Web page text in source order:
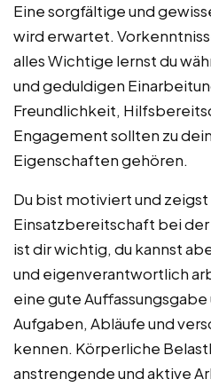
Eine sorgfältige und
wird erwartet.
alles Wichtige lernst du
und geduldigen
Freundlichkeit,
Engagement sollten zu
Eigenschaften gehören.
Du bist motiviert und
Einsatzbereitschaft bei
ist dir wichtig, du kannst
und eigenverantwortlich
eine gute
Aufgaben, Abläufe und
kennen. Körperliche
anstrengende und aktive